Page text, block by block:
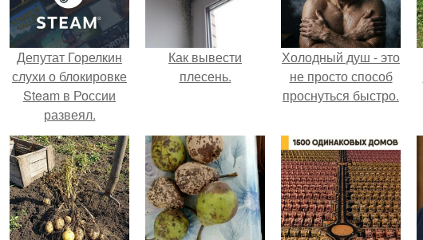
Депутат Горелкин
слухи о блокировке
Steam в России
развеял.
Как вывести
плесень.
Холодный душ - это
не просто способ
проснуться быстро.